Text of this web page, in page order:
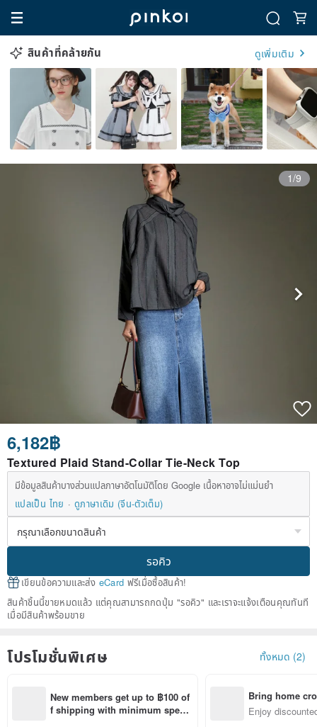
สินค้าที่คล้ายกัน ดูเพิ่มเติม
1/9
6,182฿
Textured Plaid Stand-Collar Tie-Neck Top
มีข้อมูลสินค้าบางส่วนแปลภาษาอัตโนมัติโดย Google เนื้อหาอาจไม่แม่นยำ
แปลเป็น ไทย
ดูภาษาเดิม (จีน-ตัวเต็ม)
รอคิว
เขียนข้อความและส่ง eCard ฟรีเมื่อซื้อสินค้า!
สินค้าชิ้นนี้ขายหมดแล้ว แต่คุณสามารถกดปุ่ม "รอคิว" และเราจะแจ้งเตือนคุณทันที
เมื่อมีสินค้าพร้อมขาย
โปรโมชั่นพิเศษ ทั้งหมด (2)
New members get up to ฿100 of
f shipping with minimum spen
Bring home
n with ease
Enjoy